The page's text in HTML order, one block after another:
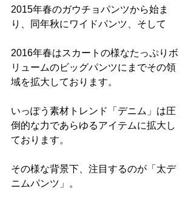
2015年春のガウチョパンツから始ま
り、同年秋にワイドパンツ、そして
2016年春はスカートの様なたっぷりボ
リュームのビッグパンツにまでその領
域を拡大しております。
いっぽう素材トレンド「デニム」は圧
倒的な力であらゆるアイテムに拡大し
ております。
その様な背景下、注目するのが「太デ
ニムパンツ」。